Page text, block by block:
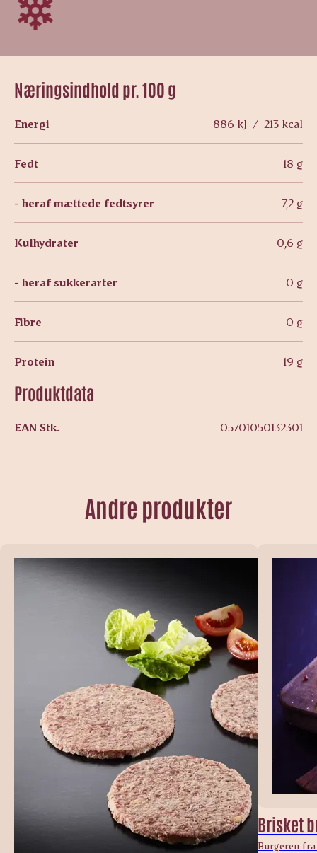
Næringsindhold pr. 100 g
Energi 886 kJ / 213 kcal
Fedt 18 g
- heraf mættede fedtsyrer 7,2 g
Kulhydrater 0,6 g
- heraf sukkerarter 0 g
Fibre 0 g
Protein 19 g
Produktdata
EAN Stk. 05701050132301
Andre produkter
Brisket
Burgeren